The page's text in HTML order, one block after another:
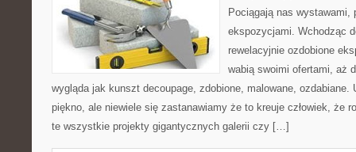
Pociągają nas wystawami,
ekspozycjami. Wchodząc
rewelacyjnie ozdobione
wabią swoimi ofertami, aż
wygląda jak kunszt decoupage, zdobione, malowane, ozdabiane.
piękno, ale niewiele się zastanawiamy że to kreuje człowiek, że
te wszystkie projekty gigantycznych galerii czy […]